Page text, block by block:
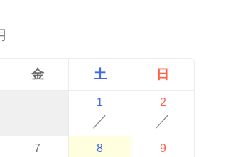
金 土 日
1
／
2
／
7 8 9